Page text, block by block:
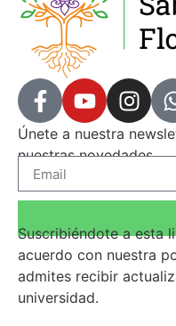
Únete a nuestra
nuestras novedades.
Suscribiéndote a esta
acuerdo con nuestra
admites recibir
universidad.